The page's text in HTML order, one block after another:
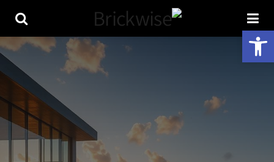
פתח סרגל נגישות